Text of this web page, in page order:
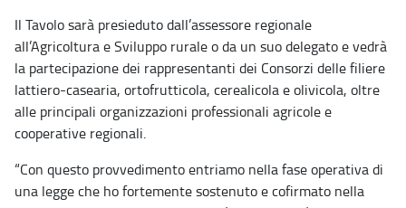
Il Tavolo sarà presieduto dall’assessore regionale
all’Agricoltura e Sviluppo rurale o da un suo delegato e vedrà
la partecipazione dei rappresentanti dei Consorzi delle filiere
lattiero-casearia, ortofrutticola, cerealicola e olivicola, oltre
alle principali organizzazioni professionali agricole e
cooperative regionali.
“Con questo provvedimento entriamo nella fase operativa di
una legge che ho fortemente sostenuto e cofirmato nella